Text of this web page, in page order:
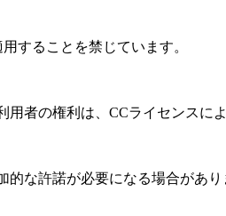
することを禁じています。
者の権利は、CCライセンスに
な許諾が必要になる場合があり